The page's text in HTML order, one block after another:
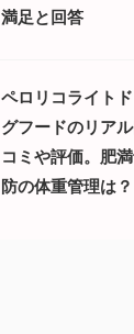
満足と回答
ペロリコライト
グフードのリア
コミや評価。肥
防の体重管理は？